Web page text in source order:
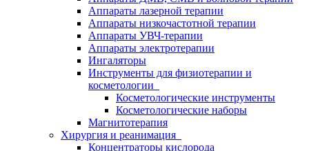
Аппараты лазерной терапии
Аппараты низкочастотной терапии
Аппараты УВЧ-терапии
Аппараты электротерапии
Ингаляторы
Инструменты для физиотерапии и
косметологии
Косметологические инструменты
Косметологические наборы
Магнитотерапия
Хирургия и реанимация
Концентраторы кислорода